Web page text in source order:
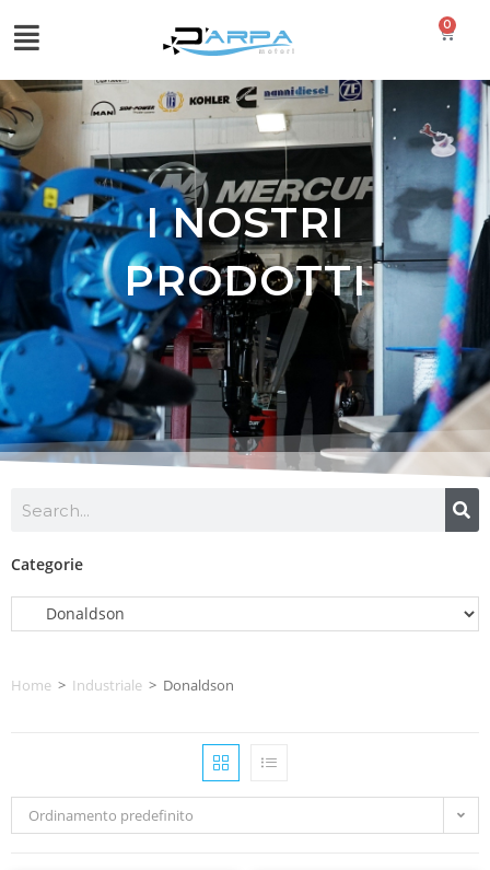
0
I NOSTRI
PRODOTTI
Categorie
Home > Industriale > Donaldson
Ordinamento predefinito